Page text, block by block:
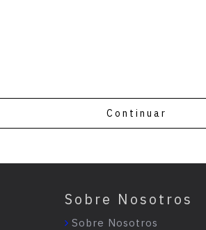
Continuar
Sobre Nosotros
Sobre Nosotros